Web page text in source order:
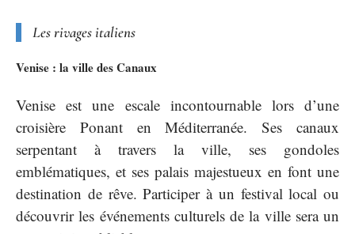
Les rivages italiens
Venise : la ville des Canaux
Venise est une escale incontournable lors d’une
croisière Ponant en Méditerranée. Ses canaux
serpentant à travers la ville, ses gondoles
emblématiques, et ses palais majestueux en font une
destination de rêve. Participer à un festival local ou
découvrir les événements culturels de la ville sera un